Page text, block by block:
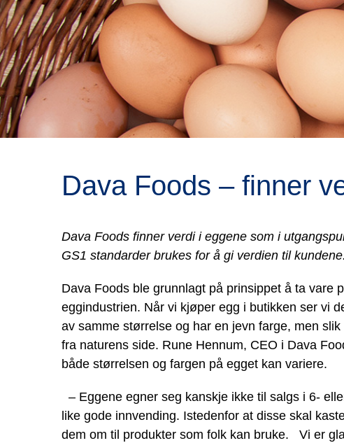
Dava Foods – finner
Dava Foods finner verdi i eggene som i
GS1 standarder brukes for å gi verdien til kundene.
Dava Foods ble grunnlagt på prinsippet å ta vare
eggindustrien. Når vi kjøper egg i butikken ser vi
av samme størrelse og har en jevn farge, men
fra naturens side. Rune Hennum, CEO i Dava
både størrelsen og fargen på egget kan variere.
– Eggene egner seg kanskje ikke til salgs i 6-
like gode innvending. Istedenfor at disse skal
dem om til produkter som folk kan bruke. Vi er